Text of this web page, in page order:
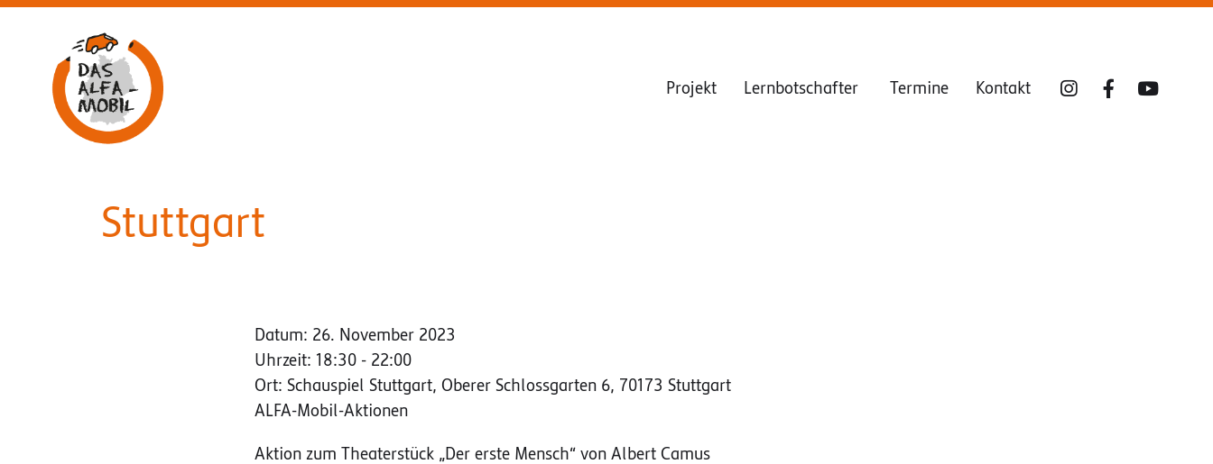
Aufsuchende Beratung am ALFA-Mobil Projekt Lernbotschafter Termine Kontakt
Stuttgart
Datum: 26. November 2023
Uhrzeit: 18:30 - 22:00
Ort: Schauspiel Stuttgart, Oberer Schlossgarten 6, 70173 Stuttgart
ALFA-Mobil-Aktionen
Aktion zum Theaterstück „Der erste Mensch“ von Albert Camus